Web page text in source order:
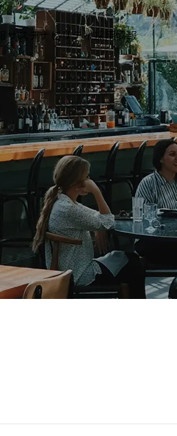
サステナビリティ採用情報
運営ホテル
IR・投資家情報
IRニュース
IRカレンダー
IRライブラリ
株式情報
財務・業績情報
IRイベント